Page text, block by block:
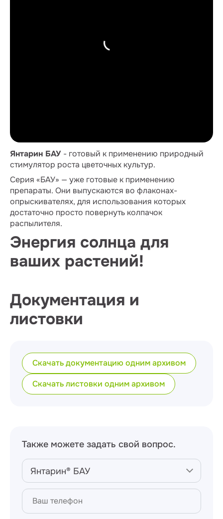
Янтарин БАУ - готовый к применению природный
стимулятор роста цветочных культур.
Серия «БАУ» — уже готовые к применению
препараты. Они выпускаются во флаконах-
опрыскивателях, для использования которых
достаточно просто повернуть колпачок
распылителя.
Энергия солнца для
ваших растений!
Документация и
листовки
Скачать документацию одним архивом
Скачать листовки одним архивом
Также можете задать свой вопрос.
Янтарин® БАУ